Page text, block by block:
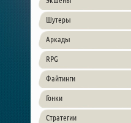
Шутеры
Аркады
RPG
Файтинги
Гонки
Стратегии